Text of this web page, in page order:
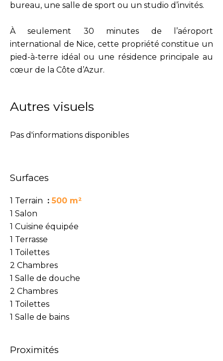
bureau, une salle de sport ou un studio d’invités.
À seulement 30 minutes de l’aéroport
international de Nice, cette propriété constitue un
pied-à-terre idéal ou une résidence principale au
cœur de la Côte d’Azur.
Autres visuels
Pas d'informations disponibles
Surfaces
1 Terrain
500 m²
1 Salon
1 Cuisine équipée
1 Terrasse
1 Toilettes
2 Chambres
1 Salle de douche
2 Chambres
1 Toilettes
1 Salle de bains
Proximités